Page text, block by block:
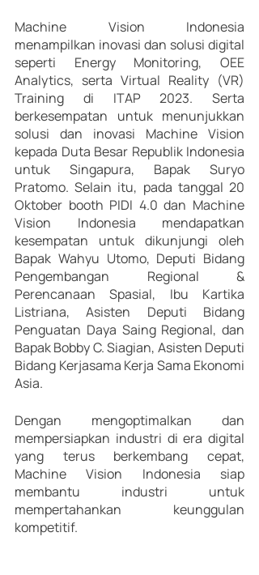
Machine Vision Indonesia
menampilkan inovasi dan solusi digital
seperti Energy Monitoring, OEE
Analytics, serta Virtual Reality (VR)
Training di ITAP 2023. Serta
berkesempatan untuk menunjukkan
solusi dan inovasi Machine Vision
kepada Duta Besar Republik Indonesia
untuk Singapura, Bapak Suryo
Pratomo. Selain itu, pada tanggal 20
Oktober booth PIDI 4.0 dan Machine
Vision Indonesia mendapatkan
kesempatan untuk dikunjungi oleh
Bapak Wahyu Utomo, Deputi Bidang
Pengembangan Regional &
Perencanaan Spasial, Ibu Kartika
Listriana, Asisten Deputi Bidang
Penguatan Daya Saing Regional, dan
Bapak Bobby C. Siagian, Asisten Deputi
Bidang Kerjasama Kerja Sama Ekonomi
Asia.
Dengan mengoptimalkan dan
mempersiapkan industri di era digital
yang terus berkembang cepat,
Machine Vision Indonesia siap
membantu industri untuk
mempertahankan keunggulan
kompetitif.